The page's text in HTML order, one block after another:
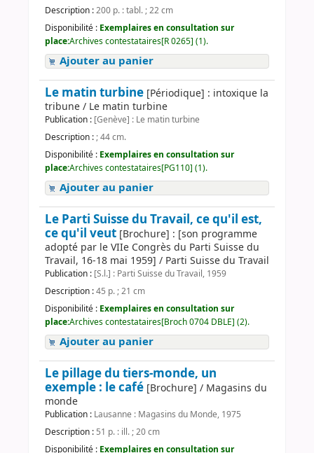
Description :200 p. : tabl. ; 22 cm
Disponibilité : Exemplaires en consultation sur
place:Archives contestataires[R 0265] (1).
Ajouter au panier
Le matin turbine [Périodique] : intoxique la
tribune / Le matin turbine
Publication : [Genève] : Le matin turbine
Description :; 44 cm.
Disponibilité : Exemplaires en consultation sur
place:Archives contestataires[PG110] (1).
Ajouter au panier
Le Parti Suisse du Travail, ce qu'il est,
ce qu'il veut [Brochure] : [son programme
adopté par le VIIe Congrès du Parti Suisse du
Travail, 16-18 mai 1959] / Parti Suisse du Travail
Publication : [S.l.] : Parti Suisse du Travail, 1959
Description :45 p. ; 21 cm
Disponibilité : Exemplaires en consultation sur
place:Archives contestataires[Broch 0704 DBLE] (2).
Ajouter au panier
Le pillage du tiers-monde, un
exemple : le café [Brochure] / Magasins du
monde
Publication : Lausanne : Magasins du Monde, 1975
Description : 51 p. : ill. ; 20 cm
Disponibilité : Exemplaires en consultation sur